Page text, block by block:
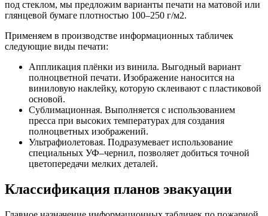
под стеклом, мы предложим варианты печати на матовой или
глянцевой бумаге плотностью 100–250 г/м2.
Применяем в производстве информационных табличек
следующие виды печати:
Аппликация плёнки из винила. Выгодный вариант
полноцветной печати. Изображение наносится на
виниловую наклейку, которую склеивают с пластиковой
основой.
Сублимационная. Выполняется с использованием
пресса при высоких температурах для создания
полноцветных изображений.
Ультрафиолетовая. Подразумевает использование
специальных УФ–чернил, позволяет добиться точной
цветопередачи мелких деталей.
Классификация планов эвакуации